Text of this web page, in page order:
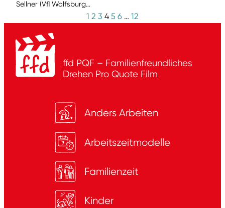
Sellner (Vfl Wolfsburg…
1 2 3 4 5 6 … 12
ffd PQF – Familienfreundliches
Drehen Pro Quote Film
Anders Arbeiten
Arbeitszeitmodelle
Familienzeit
Kinder